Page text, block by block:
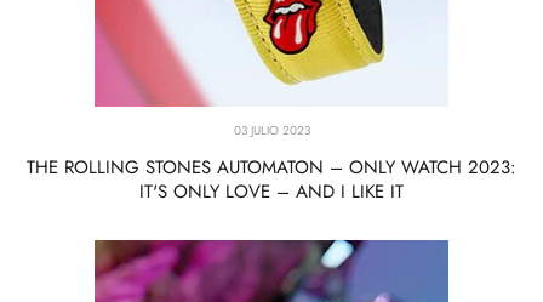
03 JULIO 2023
THE ROLLING STONES AUTOMATON – ONLY WATCH 2023:
IT'S ONLY LOVE – AND I LIKE IT